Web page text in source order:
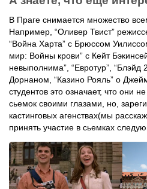
В Праге снимается множество
Например, “Оливер Твист”
“Война Харта” с Брюссом
мир: Войны крови” с Кейт
невыполнима”, “Евротур”, “Блэйд
Дорнаном, “Казино Рояль” о
студентов это означает, что они
сьемок своими глазами, но,
кастинговых агенствах(мы
принять участие в сьемках